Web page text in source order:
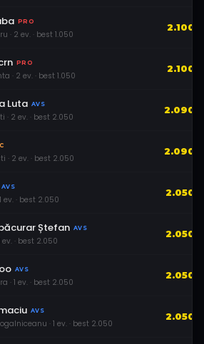
PRO
· 2 ev. · best 1.050
2.100
PRO
· 2 ev. · best 1.050
2.100
Luta AVS
· 2 ev. · best 2.050
2.090
· 2 ev. · best 2.050
2.090
AVS
1 ev. · best 2.050
2.050
Ștefan AVS
ev. · best 2.050
2.050
AVS
· 1 ev. · best 2.050
2.050
AVS
· 1 ev. · best 2.050
2.050